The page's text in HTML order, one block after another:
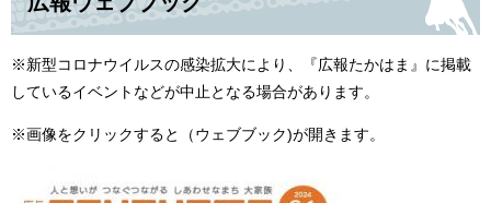
※新型コロナウイルスの感染拡大により、『広報たかはま』に掲載
しているイベントなどが中止となる場合があります。
※画像をクリックすると（ウェブブック)が開きます。